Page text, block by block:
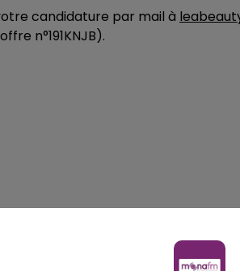
candidature par mail à
n°191KNJB).